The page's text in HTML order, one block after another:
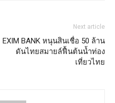
Next article
EXIM BANK หนุนสินเชื่อ 50 ล้าน
ดันไทยสมายล์ฟื้นต้นน้ำท่อง
เที่ยวไทย